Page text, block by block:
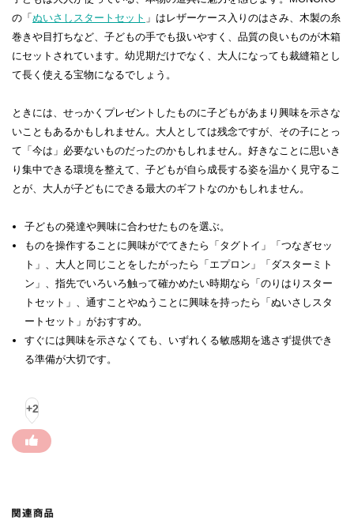
の「 ぬいさしスタートセット 」はレザーケース入りのはさみ、木製の糸
巻きや目打ちなど、子どもの手でも扱いやすく、品質の良いものが木箱
にセットされています。幼児期だけでなく、大人になっても裁縫箱とし
て長く使える宝物になるでしょう。
ときには、せっかくプレゼントしたものに子どもがあまり興味を示さな
いこともあるかもしれません。大人としては残念ですが、その子にとっ
て「今は」必要ないものだったのかもしれません。好きなことに思いき
り集中できる環境を整えて、子どもが自ら成長する姿を温かく見守るこ
とが、大人が子どもにできる最大のギフトなのかもしれません。
子どもの発達や興味に合わせたものを選ぶ。
ものを操作することに興味がでてきたら「タグトイ」「つなぎセッ
ト」、大人と同じことをしたがったら「エプロン」「ダスターミト
ン」、指先でいろいろ触って確かめたい時期なら「のりはりスター
トセット」、通すことやぬうことに興味を持ったら「ぬいさしスタ
ートセット」がおすすめ。
すぐには興味を示さなくても、いずれくる敏感期を逃さず提供でき
る準備が大切です。
+2